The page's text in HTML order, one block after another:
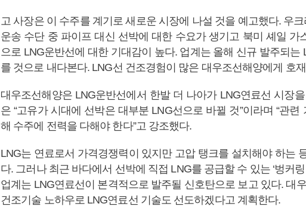
고 사장은 이 수주를 계기로 새로운 시장에 나설 것을 예고했다. 우
운송 수단 중 파이프 대신 선박에 대한 수요가 생기고 북미 셰일 가
으로 LNG운반선에 대한 기대감이 높다. 업계는 올해 신규 발주되는
를 것으로 내다본다. LNG선 건조경험이 많은 대우조선해양에게 호
대우조선해양은 LNG운반선에서 한발 더 나아가 LNG연료선 시장
은 “고유가 시대에 선박은 대부분 LNG선으로 바뀔 것”이라며 “관
해 수주에 전력을 다해야 한다”고 강조했다.
LNG는 연료로서 가격경쟁력이 있지만 고압 탱크를 설치해야 하는
다. 그러나 최근 바다에서 선박에 직접 LNG를 공급할 수 있는 ‘벙커
업계는 LNG연료선이 본격적으로 발주될 신호탄으로 보고 있다. 대
건조기술 노하우로 LNG연료선 기술도 선도하겠다고 계획한다.